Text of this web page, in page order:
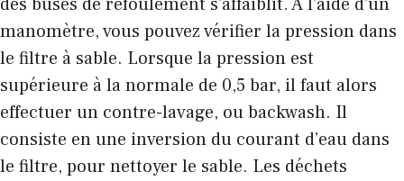
manomètre, vous pouvez vérifier la pression dans
le filtre à sable. Lorsque la pression est
supérieure à la normale de 0,5 bar, il faut alors
effectuer un contre-lavage, ou backwash. Il
consiste en une inversion du courant d’eau dans
le filtre, pour nettoyer le sable. Les déchets